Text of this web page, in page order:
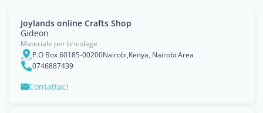
Joylands online Crafts Shop
Gideon
Materiale per bricolage
P.O Box 60185-00200Nairobi,Kenya, Nairobi Area
0746887439
Contattaci